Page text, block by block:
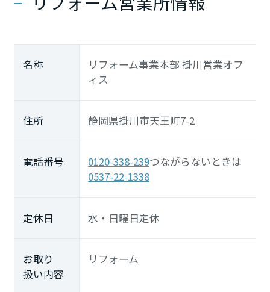
名称
リフォーム事業本部 掛川営業オフ
ィス
住所 静岡県掛川市天王町7-2
電話番号 0120-338-239つながらないときは
0537-22-1338
定休日 水・日曜日定休
お取り
扱い内容
リフォーム
長崎県
熊本県